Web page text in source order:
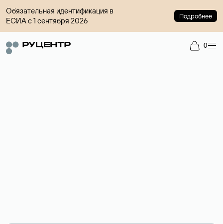
Обязательная идентификация в
ЕСИА с 1 сентября 2026
Подробнее
0